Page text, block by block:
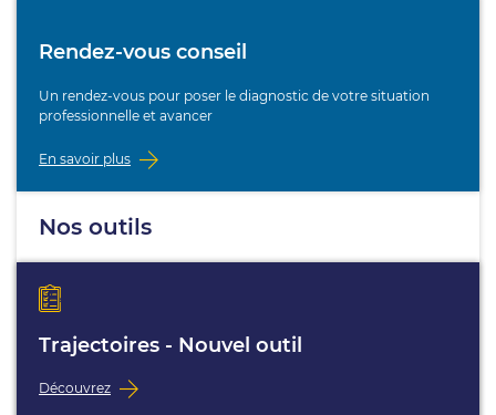
Rendez-vous conseil
Un rendez-vous pour poser le diagnostic de votre situation
professionnelle et avancer
En savoir plus
Nos outils
Trajectoires - Nouvel outil
Découvrez